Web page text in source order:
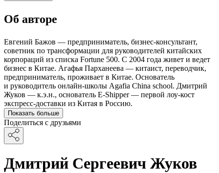
Об авторе
Евгений Бажов — предприниматель, бизнес-консультант,
советник по трансформации для руководителей китайских
корпораций из списка Fortune 500. С 2004 года живет и ведет
бизнес в Китае. Агафья Парханеева — китаист, переводчик,
предприниматель, проживает в Китае. Основатель
и руководитель онлайн-школы Agafia China school. Дмитрий
Жуков — к.э.н., основатель E-Shipper — первой лоу-кост
экспресс-доставки из Китая в Россию.
Показать больше
Поделиться с друзьями
Дмитрий Сергеевич Жуков